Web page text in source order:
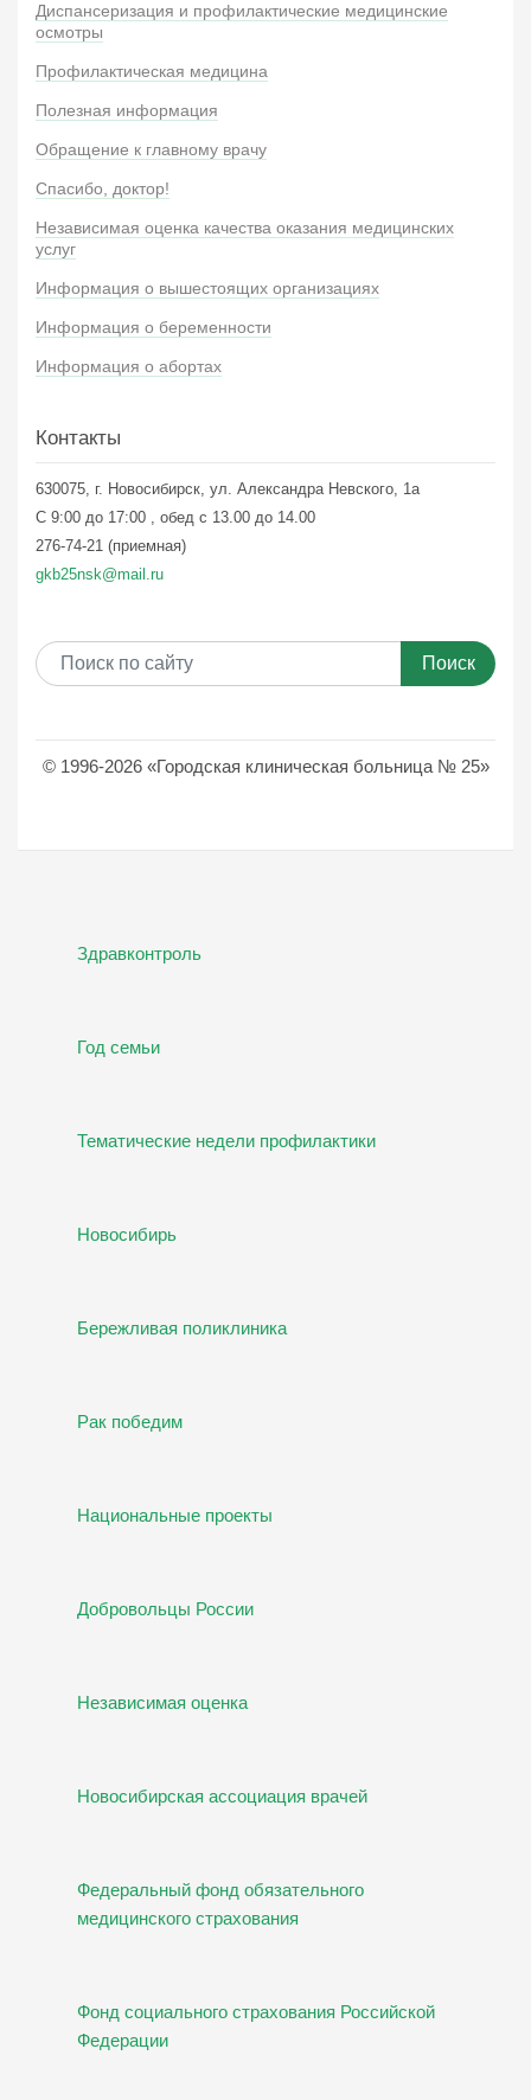
Диспансеризация и профилактические медицинские
осмотры
Профилактическая медицина
Полезная информация
Обращение к главному врачу
Спасибо, доктор!
Независимая оценка качества оказания медицинских
услуг
Информация о вышестоящих организациях
Информация о беременности
Информация о абортах
Контакты
630075, г. Новосибирск, ул. Александра Невского, 1а
С 9:00 до 17:00 , обед с 13.00 до 14.00
276-74-21 (приемная)
gkb25nsk@mail.ru
Поиск
© 1996-2026 «Городская клиническая больница № 25»
Здравконтроль
Год семьи
Тематические недели профилактики
Новосибирь
Бережливая поликлиника
Рак победим
Национальные проекты
Добровольцы России
Независимая оценка
Новосибирская ассоциация врачей
Федеральный фонд обязательного
медицинского страхования
Фонд социального страхования Российской
Федерации